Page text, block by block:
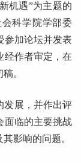
机遇”为主题的
科学院学部委
参加论坛并发表
经作者审定，在
。
发展，并作出评
面临的主要挑战
影响的问题。